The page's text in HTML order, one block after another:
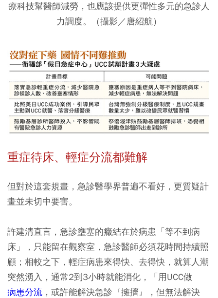
療科技幫醫師減勞，也應該提供更彈性多元的急診人
力調度。（攝影／唐紹航）
重症待床、輕症分流都難解
但對於這套規畫，急診醫學界普遍不看好，更質疑計
畫並未切中要害。
許建清直言，急診壅塞的癥結在於病患「等不到病
床」，只能留在觀察室，急診醫師必須花時間持續照
顧；相較之下，輕症病患來得快、去得快，就算人潮
突然湧入，通常2到3小時就能消化，「用UCC做
病患分流 ，或許能解決急診『擁擠』，但無法解決